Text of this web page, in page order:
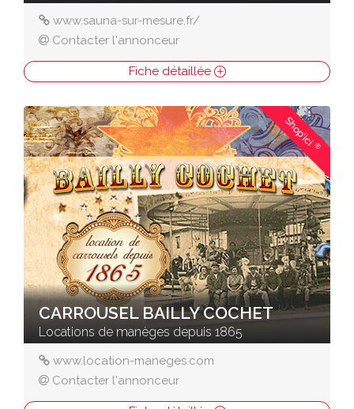
www.sauna-sur-mesure.fr/
Contacter l'annonceur
Fiche détaillée
Shop'ici®
CARROUSEL BAILLY COCHET
Locations de manèges depuis 1865
www.location-maneges.com
Contacter l'annonceur